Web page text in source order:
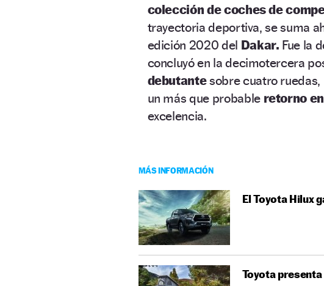
colección de coches de
trayectoria deportiva, se suma
edición 2020 del Dakar. Fue la
concluyó en la decimotercera
debutantesobre cuatro ruedas,
un más que probable retorno
excelencia.
MÁS INFORMACIÓN
El Toyota Hilux
Toyota